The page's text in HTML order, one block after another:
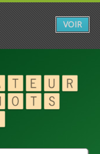
VOIR